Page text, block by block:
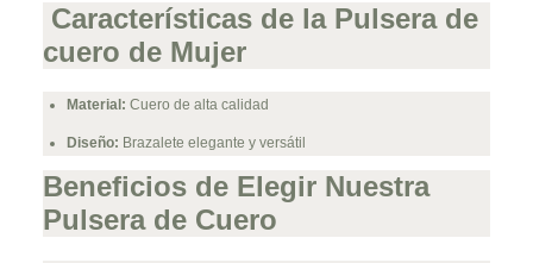
Características de la Pulsera de
cuero de Mujer
Material: Cuero de alta calidad
Diseño: Brazalete elegante y versátil
Beneficios de Elegir Nuestra
Pulsera de Cuero